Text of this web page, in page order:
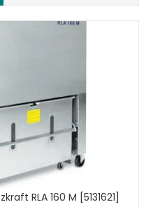
RLA 160 M [5131621]